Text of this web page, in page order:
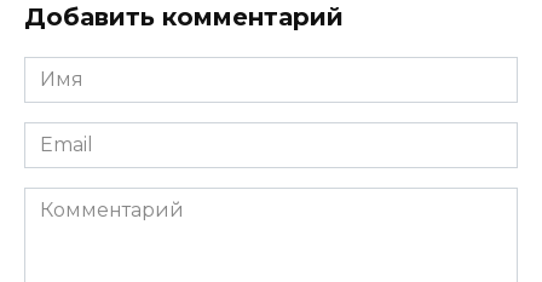
Добавить комментарий
Имя
*
Email
*
Комментарий